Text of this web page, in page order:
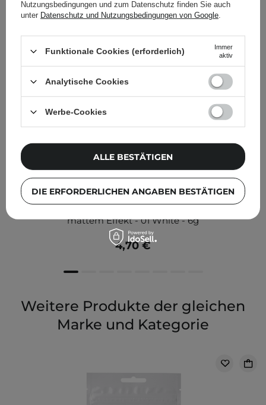
Claresa - Feel the Pow(d)er! - Augenpuder Pulver mit
mattem Effekt - 01 White - 6g
4,70 €
Weitere Produkte der gleichen
Marke und Kategorie
Nutzungsbedingungen und zum Datenschutz finden Sie auch
unter Datenschutz und Nutzungsbedingungen von Google
Funktionale Cookies (erforderlich)
Immer
aktiv
Analytische Cookies
Werbe-Cookies
DIE ERFORDERLICHEN ANGABEN BESTÄTIGEN
ALLE BESTÄTIGEN